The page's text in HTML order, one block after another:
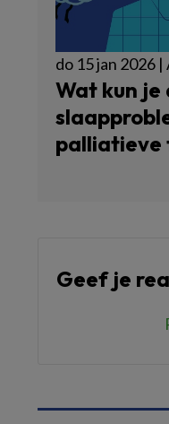
do 15 jan 2026
Wat kun je
palliatieve
Geef je